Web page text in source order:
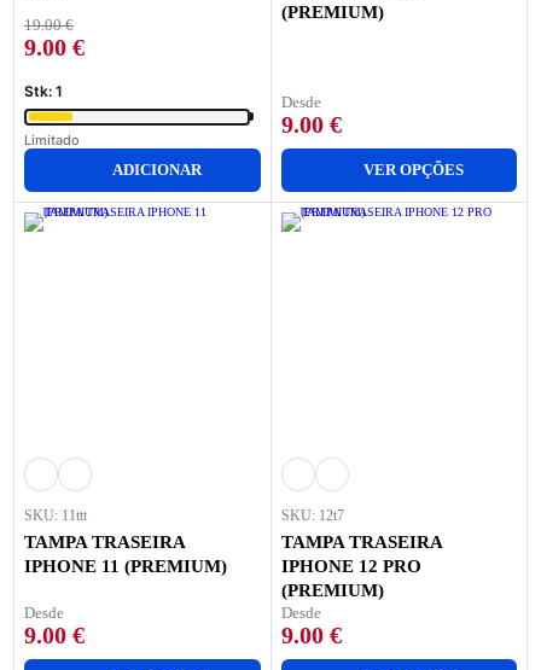
19.00€
9.00 €
Stk: 1
Limitado
ADICIONAR
(PREMIUM)
Desde
9.00 €
VER OPÇÕES
SKU: 11ttt
TAMPA TRASEIRA
IPHONE 11 (PREMIUM)
Desde
9.00 €
SKU: 12t7
TAMPA TRASEIRA
IPHONE 12 PRO
(PREMIUM)
Desde
9.00 €